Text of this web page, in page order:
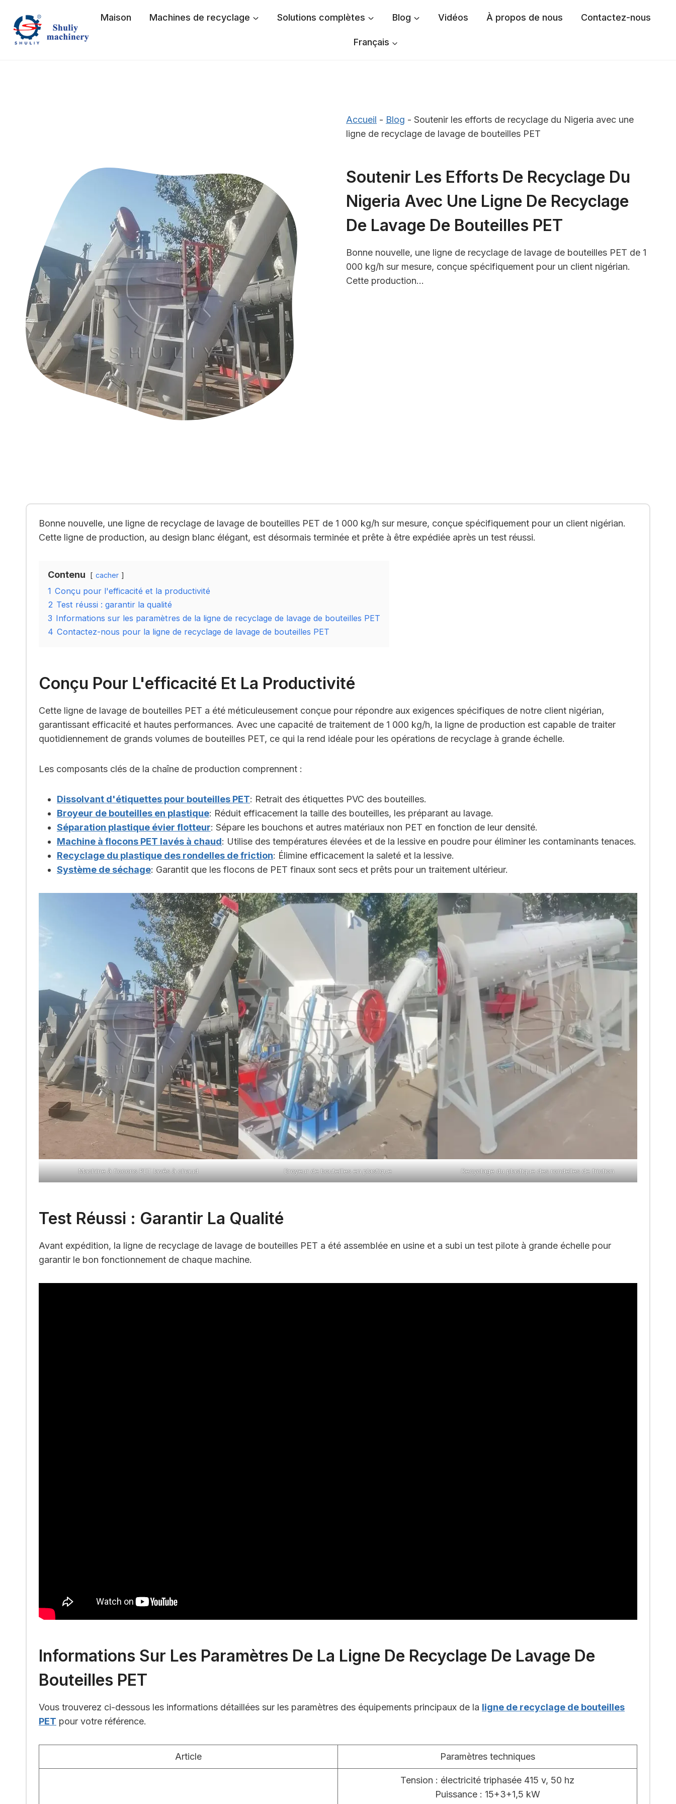
contenu
Maison Machines de recyclage Solutions complètes Blog Vidéos À propos de nous Contactez-nous
Français
Accueil - Blog - Soutenir les efforts de recyclage du Nigeria avec une
ligne de recyclage de lavage de bouteilles PET
Soutenir Les Efforts De Recyclage Du
Nigeria Avec Une Ligne De Recyclage
De Lavage De Bouteilles PET
Bonne nouvelle, une ligne de recyclage de lavage de bouteilles PET de 1
000 kg/h sur mesure, conçue spécifiquement pour un client nigérian.
Cette production…
Bonne nouvelle, une ligne de recyclage de lavage de bouteilles PET de 1 000 kg/h sur mesure, conçue spécifiquement pour un client nigérian.
Cette ligne de production, au design blanc élégant, est désormais terminée et prête à être expédiée après un test réussi.
Contenu cacher
1 Conçu pour l'efficacité et la productivité
2 Test réussi : garantir la qualité
3 Informations sur les paramètres de la ligne de recyclage de lavage de bouteilles PET
4 Contactez-nous pour la ligne de recyclage de lavage de bouteilles PET
Conçu Pour L'efficacité Et La Productivité
Cette ligne de lavage de bouteilles PET a été méticuleusement conçue pour répondre aux exigences spécifiques de notre client nigérian,
garantissant efficacité et hautes performances. Avec une capacité de traitement de 1 000 kg/h, la ligne de production est capable de traiter
quotidiennement de grands volumes de bouteilles PET, ce qui la rend idéale pour les opérations de recyclage à grande échelle.
Les composants clés de la chaîne de production comprennent :
Dissolvant d'étiquettes pour bouteilles PET: Retrait des étiquettes PVC des bouteilles.
Broyeur de bouteilles en plastique: Réduit efficacement la taille des bouteilles, les préparant au lavage.
Séparation plastique évier flotteur: Sépare les bouchons et autres matériaux non PET en fonction de leur densité.
Machine à flocons PET lavés à chaud: Utilise des températures élevées et de la lessive en poudre pour éliminer les contaminants tenaces.
Recyclage du plastique des rondelles de friction: Élimine efficacement la saleté et la lessive.
Système de séchage: Garantit que les flocons de PET finaux sont secs et prêts pour un traitement ultérieur.
Machine à flocons PET lavés à chaud Broyeur de bouteilles en plastique Recyclage du plastique des rondelles de friction
Test Réussi : Garantir La Qualité
Avant expédition, la ligne de recyclage de lavage de bouteilles PET a été assemblée en usine et a subi un test pilote à grande échelle pour
garantir le bon fonctionnement de chaque machine.
Informations Sur Les Paramètres De La Ligne De Recyclage De Lavage De
Bouteilles PET
Vous trouverez ci-dessous les informations détaillées sur les paramètres des équipements principaux de la ligne de recyclage de bouteilles
PET pour votre référence.
Article Paramètres techniques
Tension : électricité triphasée 415 v, 50 hz
Puissance : 15+3+1,5 kW